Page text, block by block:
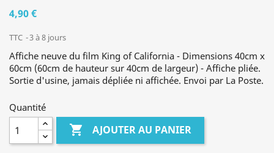
4,90 €
TTC 3 à 8 jours
Affiche neuve du film King of California - Dimensions 40cm x
60cm (60cm de hauteur sur 40cm de largeur) - Affiche pliée.
Sortie d'usine, jamais dépliée ni affichée. Envoi par La Poste.
Quantité
 AJOUTER AU PANIER